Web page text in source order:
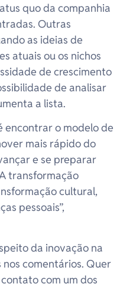
quo da companhia
Outras
as ideias de
atuais ou os nichos
de crescimento
de analisar
a lista.
encontrar o modelo de
mais rápido do
e se preparar
transformação
cultural,
pessoais”,
da inovação na
nos comentários. Quer
com um dos